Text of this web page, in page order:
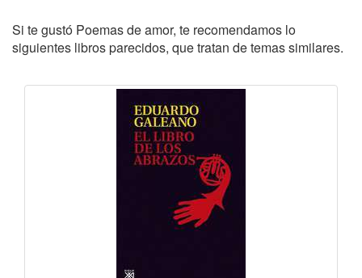
Si te gustó Poemas de amor, te recomendamos lo
siguientes libros parecidos, que tratan de temas similares.